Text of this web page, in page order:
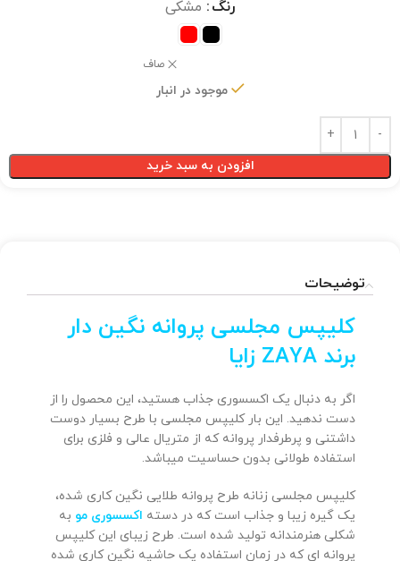
رنگ مشکی
صاف
موجود در انبار
افزودن به سبد خرید
توضیحات
کلیپس مجلسی پروانه نگین دار
برند ZAYA زایا
اگر به دنبال یک اکسسوری جذاب هستید، این محصول را از
دست ندهید. این بار کلیپس مجلسی با طرح بسیار دوست
داشتنی و پرطرفدار پروانه که از متریال عالی و فلزی برای
استفاده طولانی بدون حساسیت میباشد.
کلیپس مجلسی زنانه طرح پروانه طلایی نگین کاری شده،
یک گیره زیبا و جذاب است که در دسته اکسسوری مو به
شکلی هنرمندانه تولید شده است. طرح زیبای این کلیپس
پروانه ای که در زمان استفاده یک حاشیه نگین کاری شده